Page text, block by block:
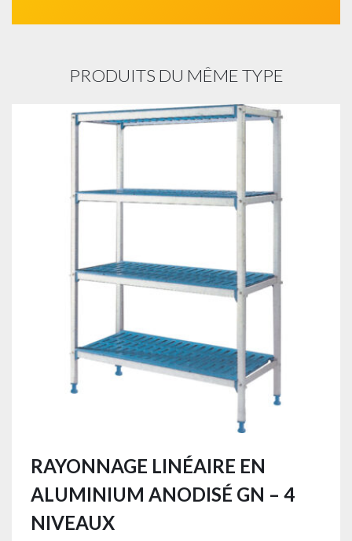
PRODUITS DU MÊME TYPE
RAYONNAGE LINÉAIRE EN
ALUMINIUM ANODISÉ GN – 4
NIVEAUX